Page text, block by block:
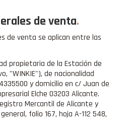
de venta
de venta se aplican entre las
propietaria de la Estación de
"WINKIE"), de nacionalidad
y domicilio en c/ Juan de
Elche 03203 Alicante.
Mercantil de Alicante y
folio 167, hoja A-112 548,